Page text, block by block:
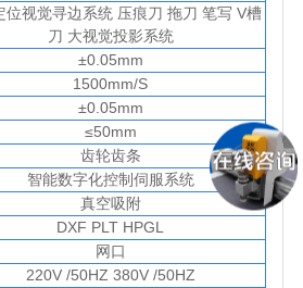
位视觉寻边系统 压痕刀 拖刀 笔写 V槽
刀 大视觉投影系统
±0.05mm
1500mm/S
±0.05mm
≤50mm
齿轮齿条
智能数字化控制伺服系统
真空吸附
DXF PLT HPGL
网口
220V /50HZ 380V /50HZ